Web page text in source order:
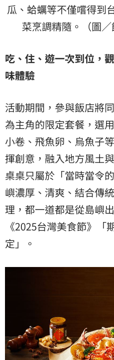
瓜、蛤蠣等不僅嚐得到
菜烹調精隨。（圖／
吃、住、遊一次到位，
味體驗
活動期間，參與飯店將
為主角的限定套餐，選
小卷、飛魚卵、烏魚子
揮創意，融入地方風土
桌桌只屬於「當時當令
嶼濃厚、清爽、結合傳
理，都一道都是從島嶼
《2025台灣美食節》「
定」。